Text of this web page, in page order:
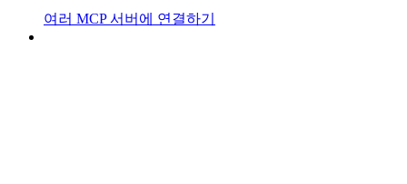
여러 MCP 서버에 연결하기